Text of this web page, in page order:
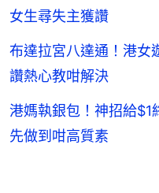
女生尋失主獲讚
布達拉宮八達通！港
讚熱心教咁解決
港媽執銀包！神招給
先做到咁高質素